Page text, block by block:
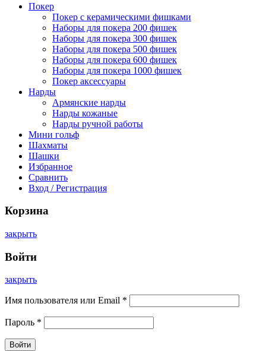
Покер
Покер с керамическими фишками
Наборы для покера 200 фишек
Наборы для покера 300 фишек
Наборы для покера 500 фишек
Наборы для покера 600 фишек
Наборы для покера 1000 фишек
Покер аксессуары
Нарды
Армянские нарды
Нарды кожаные
Нарды ручной работы
Мини гольф
Шахматы
Шашки
Избранное
Сравнить
Вход / Регистрация
Корзина
закрыть
Войти
закрыть
Имя пользователя или Email *
Пароль *
Войти